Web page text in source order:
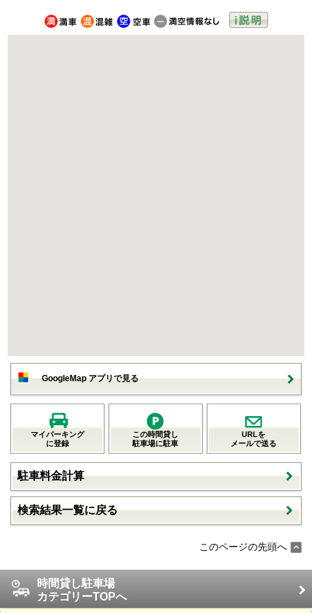
GoogleMap アプリで見る
マイパーキング
に登録
この時間貸し
駐車場に駐車
URLを
メールで送る
駐車料金計算
検索結果一覧に戻る
このページの先頭へ
時間貸し駐車場
カテゴリーTOPへ